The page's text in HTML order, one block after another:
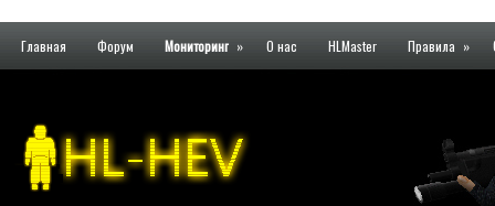
Главная Форум Мониторинг » О нас HLMaster Правила »